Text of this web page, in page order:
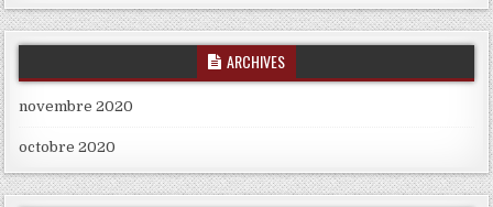
ARCHIVES
novembre 2020
octobre 2020